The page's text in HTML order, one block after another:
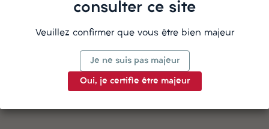
Détails du produit
consulter ce site
Veuillez confirmer que vous être bien majeur
Je ne suis pas majeur
Oui, je certifie être majeur